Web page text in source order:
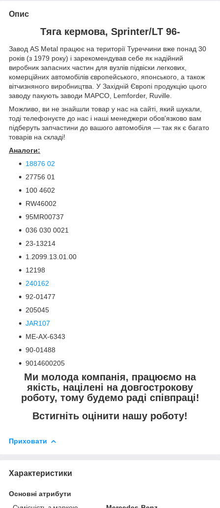
Опис
Тяга кермова, Sprinter/LT 96-
Завод AS Metal працює на території Туреччини вже понад 30
років (з 1979 року) і зарекомендував себе як надійний
виробник запасних частин для вузлів підвіски легкових,
комерційних автомобілів європейського, японського, а також
вітчизняного виробництва. У Західній Європі продукцію цього
заводу пакують заводи MAPCO, Lemforder, Ruville.
Можливо, ви не знайшли товар у нас на сайті, який шукали,
тоді телефонуєте до нас і наші менеджери обов'язково вам
підберуть запчастини до вашого автомобіля — так як є багато
товарів на складі!
Аналоги:
18876 02
27756 01
100 4602
RW46002
95MR00737
036 030 0021
23-13214
1.2099.13.01.00
12198
240162
92-01477
205045
JAR107
ME-AX-6343
90-01488
9014600205
Ми молода компанія, працюємо на
якість, націлені на довгострокову
роботу, тому будемо раді співпраці!
Встигніть оцінити нашу роботу!
Приховати
Характеристики
Основні атрибути